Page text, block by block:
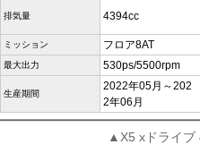
排気量 4394cc
ミッション フロア8AT
最大出力 530ps/5500rpm
生産期間
2022年05月～202
2年06月
▲X5 xドライブ